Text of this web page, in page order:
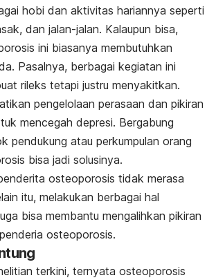
hobi dan aktivitas hariannya seperti
dan jalan-jalan. Kalaupun bisa,
ini biasanya membutuhkan
Pasalnya, berbagai kegiatan ini
rileks tetapi justru menyakitkan.
pengelolaan perasaan dan pikiran
mencegah depresi. Bergabung
pendukung atau perkumpulan orang
bisa jadi solusinya.
osteoporosis tidak merasa
itu, melakukan berbagai hal
bisa membantu mengalihkan pikiran
osteoporosis.
terkini, ternyata osteoporosis